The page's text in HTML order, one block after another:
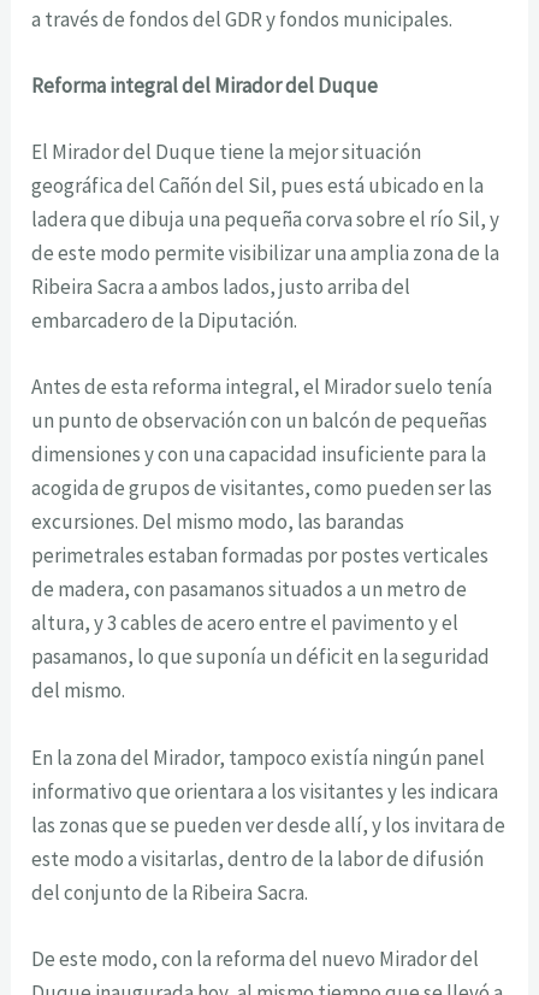
a través de fondos del GDR y fondos municipales.
Reforma integral del Mirador del Duque
El Mirador del Duque tiene la mejor situación
geográfica del Cañón del Sil, pues está ubicado en la
ladera que dibuja una pequeña corva sobre el río Sil, y
de este modo permite visibilizar una amplia zona de la
Ribeira Sacra a ambos lados, justo arriba del
embarcadero de la Diputación.
Antes de esta reforma integral, el Mirador suelo tenía
un punto de observación con un balcón de pequeñas
dimensiones y con una capacidad insuficiente para la
acogida de grupos de visitantes, como pueden ser las
excursiones. Del mismo modo, las barandas
perimetrales estaban formadas por postes verticales
de madera, con pasamanos situados a un metro de
altura, y 3 cables de acero entre el pavimento y el
pasamanos, lo que suponía un déficit en la seguridad
del mismo.
En la zona del Mirador, tampoco existía ningún panel
informativo que orientara a los visitantes y les indicara
las zonas que se pueden ver desde allí, y los invitara de
este modo a visitarlas, dentro de la labor de difusión
del conjunto de la Ribeira Sacra.
De este modo, con la reforma del nuevo Mirador del